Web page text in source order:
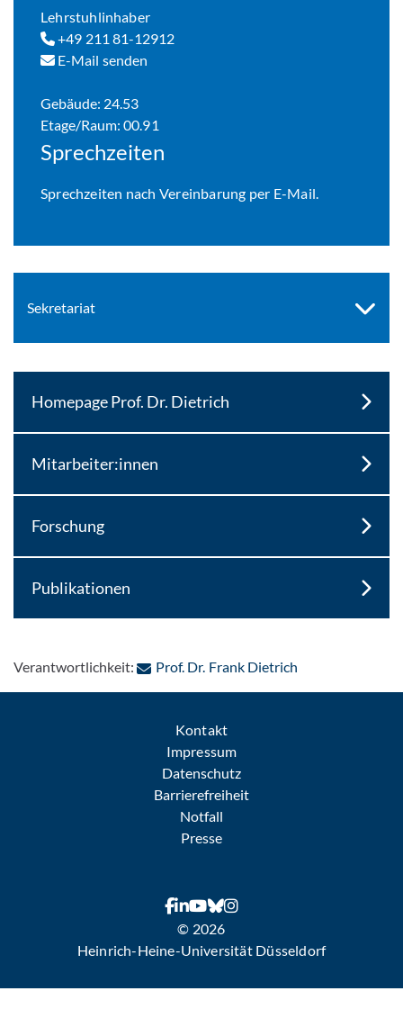
Lehrstuhlinhaber
+49 211 81-12912
E-Mail senden
Gebäude: 24.53
Etage/Raum: 00.91
Sprechzeiten
Sprechzeiten nach Vereinbarung per E-Mail.
Sekretariat
Homepage Prof. Dr. Dietrich
Mitarbeiter:innen
Forschung
Publikationen
Verantwortlichkeit: Prof. Dr. Frank Dietrich: Per E-Mail
Kontakt
Impressum
Datenschutz
Barrierefreiheit
Notfall
Presse
© 2026
Heinrich-Heine-Universität Düsseldorf